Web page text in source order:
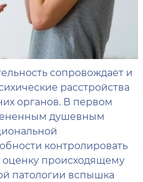
сопровождает и
расстройства
органов. В первом
душевным
контролировать
оценку происходящему
патологии вспышка